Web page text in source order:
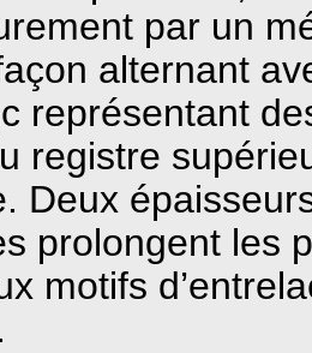
par un
alternant
représentant
registre
Deux
prolongent les
motifs